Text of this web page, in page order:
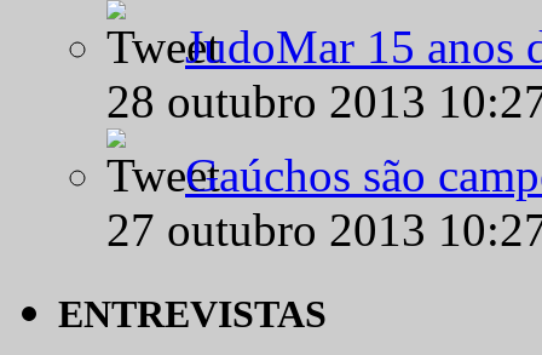
JudoMar 15 anos
28 outubro 2013
Gaúchos são
27 outubro 2013
ENTREVISTAS